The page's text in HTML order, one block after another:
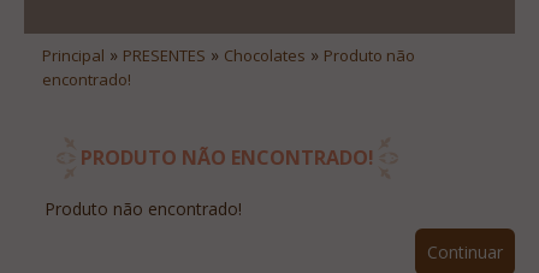
Minha Conta
Principal » PRESENTES » Chocolates » Produto não
encontrado!
PRODUTO NÃO ENCONTRADO!
Produto não encontrado!
Continuar